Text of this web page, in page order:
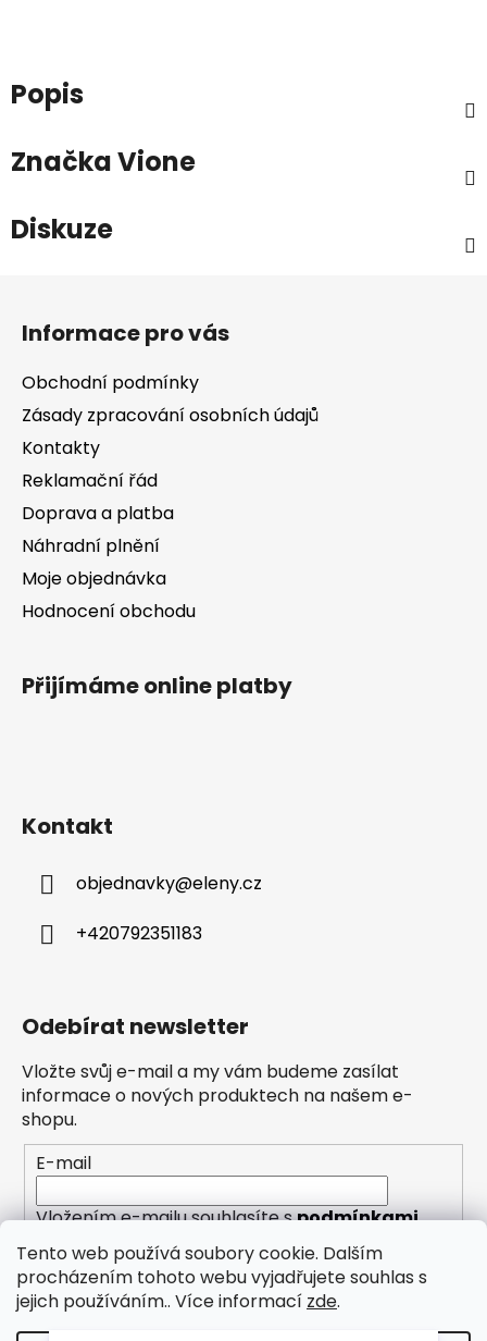
Tento web používá soubory cookie. Dalším
procházením tohoto webu vyjadřujete souhlas s
jejich používáním.. Více informací zde.
Popis
ZnačkaVione
Diskuze
Informace pro vás
Obchodní podmínky
Zásady zpracování osobních údajů
Kontakty
Reklamační řád
Doprava a platba
Náhradní plnění
Moje objednávka
Hodnocení obchodu
Přijímáme online platby
Kontakt
objednavky@eleny.cz
+420792351183
Odebírat newsletter
Vložte svůj e-mail a my vám budeme zasílat
informace o nových produktech na našem e-
shopu.
E-mail
Vložením e-mailu souhlasíte spodmínkami
ochrany osobních údajů
PŘIHLÁSIT SE